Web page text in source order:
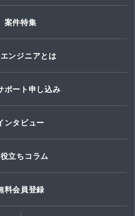
案件特集
ンジニアとは
ポート申し込み
ンタビュー
立ちコラム
料会員登録